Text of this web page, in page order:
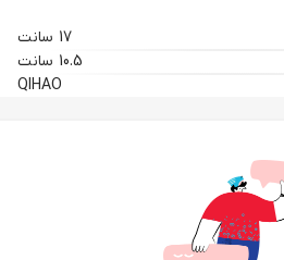
17 سانت
10.5 سانت
QIHAO